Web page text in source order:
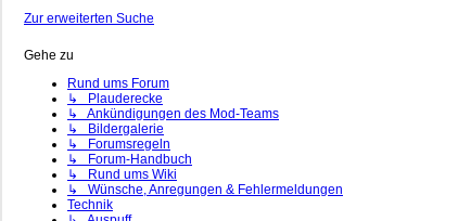
Zur erweiterten Suche
Gehe zu
Rund ums Forum
↳ Plauderecke
↳ Ankündigungen des Mod-Teams
↳ Bildergalerie
↳ Forumsregeln
↳ Forum-Handbuch
↳ Rund ums Wiki
↳ Wünsche, Anregungen & Fehlermeldungen
Technik